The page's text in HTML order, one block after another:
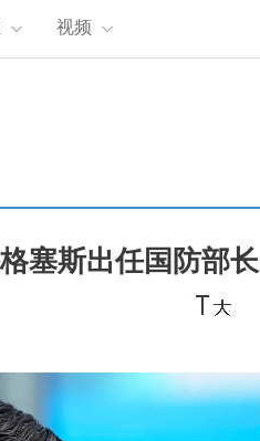
视频
塞斯出任国防部长